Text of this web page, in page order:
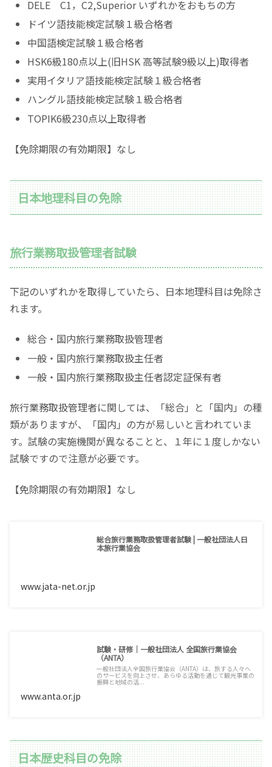
DELE C1，C2,Superior いずれかをおもちの方
ドイツ語技能検定試験１級合格者
中国語検定試験１級合格者
HSK6級180点以上(旧HSK 高等試験9級以上)取得者
実用イタリア語技能検定試験１級合格者
ハングル語技能検定試験１級合格者
TOPIK6級230点以上取得者
【免除期限の有効期限】なし
日本地理科目の免除
旅行業務取扱管理者試験
下記のいずれかを取得していたら、日本地理科目は免除さ
れます。
総合・国内旅行業務取扱管理者
一般・国内旅行業務取扱主任者
一般・国内旅行業務取扱主任者認定証保有者
旅行業務取扱管理者に関しては、「総合」と「国内」の種
類がありますが、「国内」の方が易しいと言われていま
す。試験の実施機関が異なることと、１年に１度しかない
試験ですので注意が必要です。
【免除期限の有効期限】なし
総合旅行業務取扱管理者試験 | 一般社団法人日
本旅行業協会
www.jata-net.or.jp
試験・研修｜一般社団法人 全国旅行業協会
（ANTA）
一般社団法人全国旅行業協会（ANTA）は、旅する人々へ
のサービスを向上させ、あらゆる活動を通じて観光事業の
振興と地域の活...
www.anta.or.jp
日本歴史科目の免除